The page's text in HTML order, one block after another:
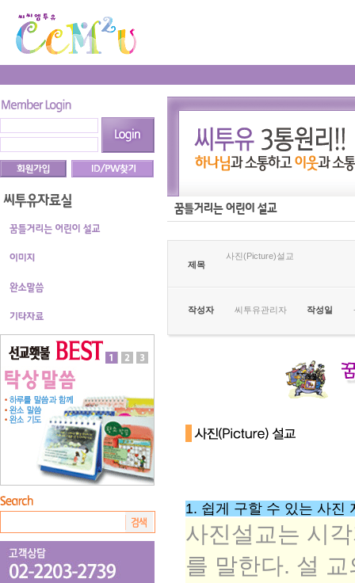
제목
사진(Picture)설교
작성자 씨투유관리자 작성일
1. 쉽게 구할 수 있는 사진
사진설교는 시
를 말한다. 설